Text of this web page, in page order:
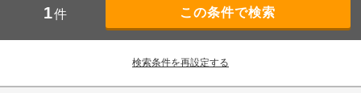
1件
検索条件を再設定する